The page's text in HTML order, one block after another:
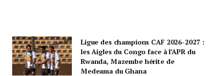
Ligue des champions CAF 2026-2027 :
les Aigles du Congo face à l’APR du
Rwanda, Mazembe hérite de
Medeama du Ghana